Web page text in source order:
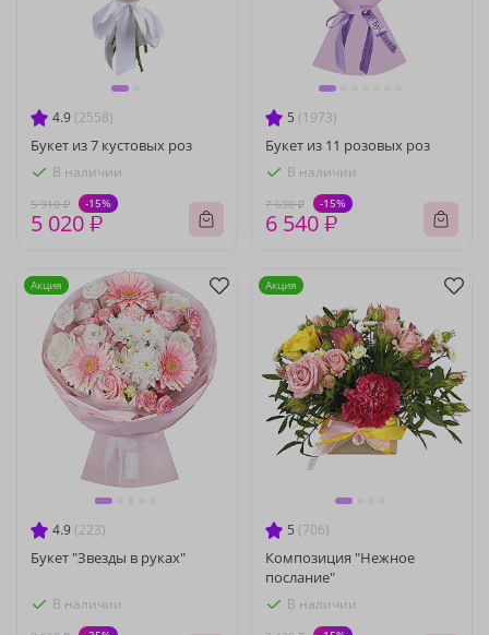
4.9 (2558)
Букет из 7 кустовых роз
В наличии
5 910 ₽ -15%
5 020 ₽
5 (1973)
Букет из 11 розовых роз
В наличии
7 690 ₽ -15%
6 540 ₽
4.9 (223)
Букет "Звезды в руках"
В наличии
Акция
5 (706)
Композиция "Нежное
послание"
В наличии
Акция